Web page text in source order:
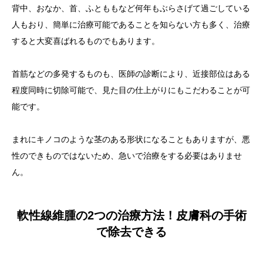
背中、おなか、首、ふとももなど何年もぶらさげて過ごしている
人もおり、簡単に治療可能であることを知らない方も多く、治療
すると大変喜ばれるものでもあります。
首筋などの多発するものも、医師の診断により、近接部位はある
程度同時に切除可能で、見た目の仕上がりにもこだわることが可
能です。
まれにキノコのような茎のある形状になることもありますが、悪
性のできものではないため、急いで治療をする必要はありませ
ん。
軟性線維腫の2つの治療方法！皮膚科の手術
で除去できる